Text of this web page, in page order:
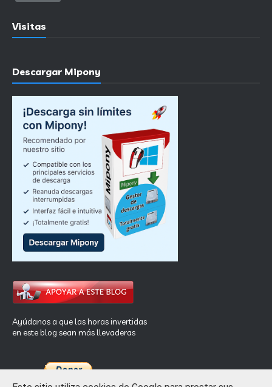
Visitas
Descargar Mipony
Ayúdanos a que las horas invertidas
en este blog sean más llevaderas